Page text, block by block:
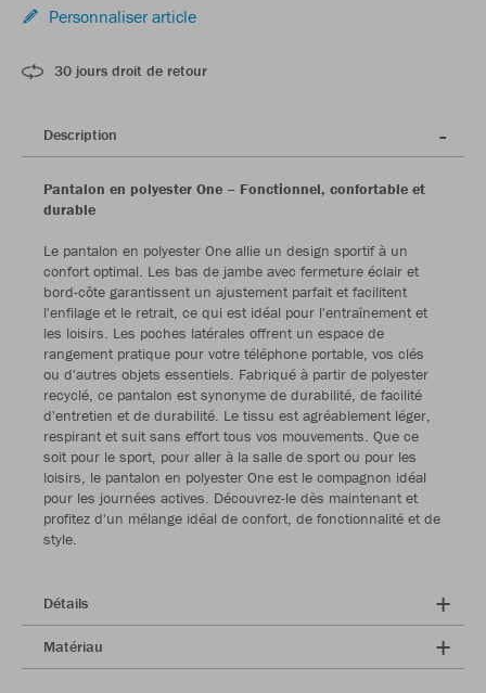
Personnaliser article
30 jours droit de retour
Description
Pantalon en polyester One – Fonctionnel, confortable et
durable
Le pantalon en polyester One allie un design sportif à un
confort optimal. Les bas de jambe avec fermeture éclair et
bord-côte garantissent un ajustement parfait et facilitent
l'enfilage et le retrait, ce qui est idéal pour l'entraînement et
les loisirs. Les poches latérales offrent un espace de
rangement pratique pour votre téléphone portable, vos clés
ou d'autres objets essentiels. Fabriqué à partir de polyester
recyclé, ce pantalon est synonyme de durabilité, de facilité
d'entretien et de durabilité. Le tissu est agréablement léger,
respirant et suit sans effort tous vos mouvements. Que ce
soit pour le sport, pour aller à la salle de sport ou pour les
loisirs, le pantalon en polyester One est le compagnon idéal
pour les journées actives. Découvrez-le dès maintenant et
profitez d'un mélange idéal de confort, de fonctionnalité et de
style.
Détails
Matériau